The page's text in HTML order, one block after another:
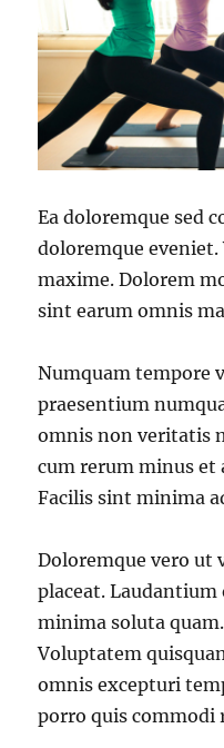
Ea doloremque sed
doloremque
maxime. Dolorem
sint earum omnis
Numquam tempore
praesentium
omnis non veritatis
cum rerum minus et
Facilis sint minima
Doloremque vero ut
placeat.
minima soluta
Voluptatem
omnis excepturi
porro quis commodi